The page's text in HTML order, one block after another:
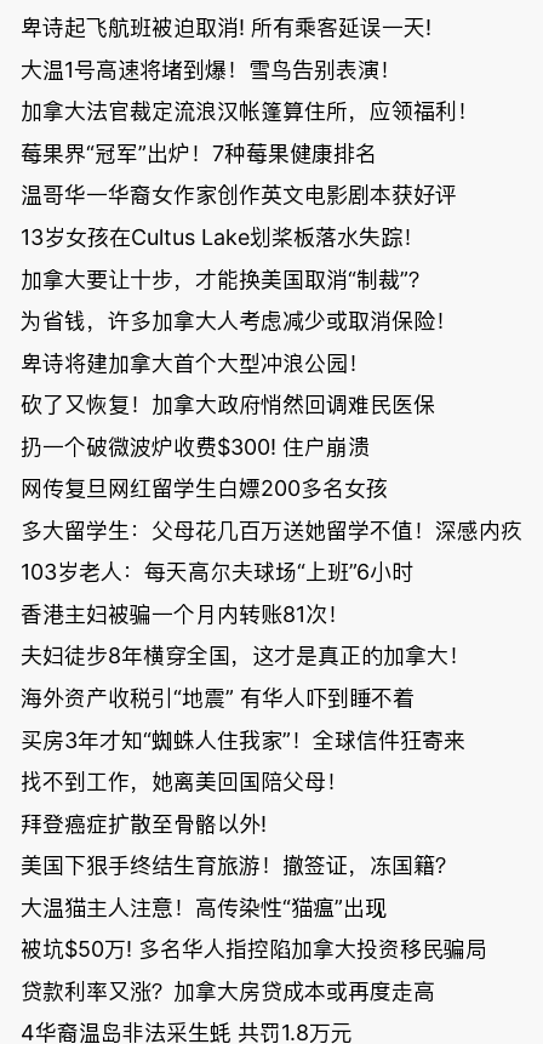
卑诗起飞航班被迫取消! 所有乘客延误一天!
大温1号高速将堵到爆！雪鸟告别表演！
加拿大法官裁定流浪汉帐篷算住所，应领福利！
莓果界“冠军”出炉！7种莓果健康排名
温哥华一华裔女作家创作英文电影剧本获好评
13岁女孩在Cultus Lake划桨板落水失踪！
加拿大要让十步，才能换美国取消“制裁”？
为省钱，许多加拿大人考虑减少或取消保险！
卑诗将建加拿大首个大型冲浪公园！
砍了又恢复！加拿大政府悄然回调难民医保
扔一个破微波炉收费$300! 住户崩溃
网传复旦网红留学生白嫖200多名女孩
多大留学生：父母花几百万送她留学不值！深感内疚！
103岁老人：每天高尔夫球场“上班”6小时
香港主妇被骗一个月内转账81次！
夫妇徒步8年横穿全国，这才是真正的加拿大！
海外资产收税引“地震” 有华人吓到睡不着
买房3年才知“蜘蛛人住我家”！全球信件狂寄来
找不到工作，她离美回国陪父母！
拜登癌症扩散至骨骼以外!
美国下狠手终结生育旅游！撤签证，冻国籍？
大温猫主人注意！高传染性“猫瘟”出现
被坑$50万! 多名华人指控陷加拿大投资移民骗局
贷款利率又涨？加拿大房贷成本或再度走高
4华裔温岛非法采生蚝 共罚1.8万元